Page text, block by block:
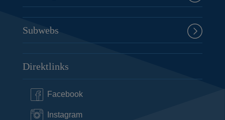
Subwebs
Direktlinks
Facebook
Instagram